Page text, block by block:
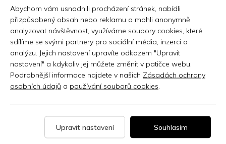
Kontakt
Prodejna
Sklady
Servis
Abychom vám usnadnili procházení stránek, nabídli
přizpůsobený obsah nebo reklamu a mohli anonymně
analyzovat návštěvnost, využíváme soubory cookies, které
sdílíme se svými partnery pro sociální média, inzerci a
analýzu. Jejich nastavení upravíte odkazem "Upravit
nastavení" a kdykoliv jej můžete změnit v patičce webu.
Podrobnější informace najdete v našich Zásadách ochrany
osobních údajů a používání souborů cookies
Upravit nastavení Souhlasím